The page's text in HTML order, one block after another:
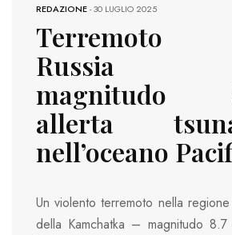
REDAZIONE-30 LUGLIO 2025
Russia
magnitudo
allerta
nell’oceano
Un violento terremoto nella regione
della Kamchatka – magnitudo